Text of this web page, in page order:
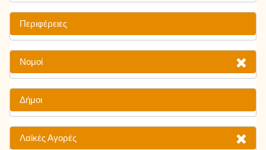
Περιφέρειες
Νομοί
Δήμοι
Λαϊκές Αγορές